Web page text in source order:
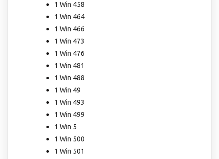
1 Win 458
1 Win 464
1 Win 466
1 Win 473
1 Win 476
1 Win 481
1 Win 488
1 Win 49
1 Win 493
1 Win 499
1 Win 5
1 Win 500
1 Win 501